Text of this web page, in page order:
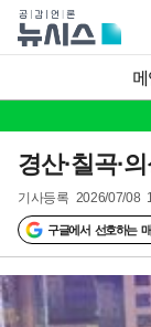
경산·칠곡·
기사등록 2026/07/08
구글에서 선호하는